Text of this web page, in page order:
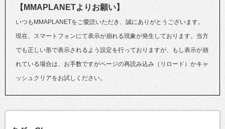
【MMAPLANETよりお願い】
いつもMMAPLANETをご愛読いただき、誠にありがとうございます。
現在、スマートフォンにて表示が崩れる現象が発生しております。当方
でも正しい形で表示されるよう設定を行っておりますが、もし表示が崩
れている場合は、お手数ですがページの再読み込み（リロード）かキャ
ッシュクリアをお試しください。